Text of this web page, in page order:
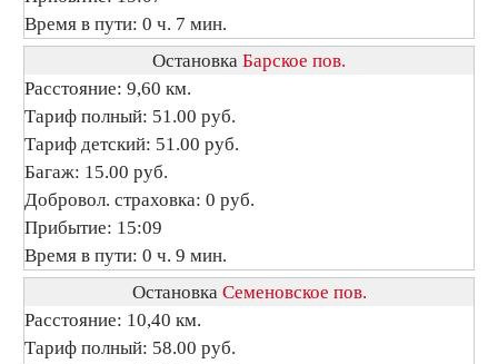
Время в пути: 0 ч. 7 мин.
Остановка Барское пов.
Расстояние: 9,60 км.
Тариф полный: 51.00 руб.
Тариф детский: 51.00 руб.
Багаж: 15.00 руб.
Добровол. страховка: 0 руб.
Прибытие: 15:09
Время в пути: 0 ч. 9 мин.
Остановка Семеновское пов.
Расстояние: 10,40 км.
Тариф полный: 58.00 руб.